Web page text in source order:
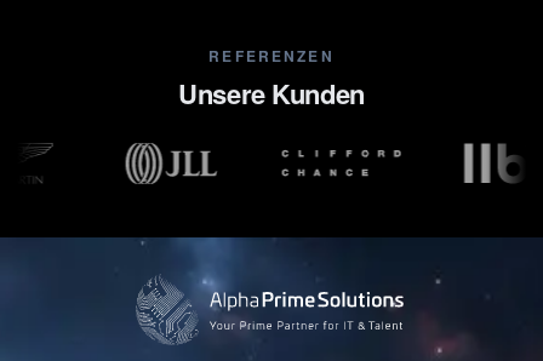
REFERENZEN
Unsere Kunden